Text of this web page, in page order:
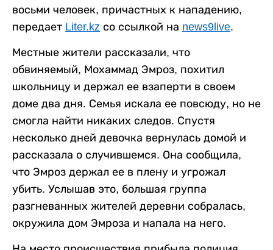
восьми человек, причастных к нападению,
передает Liter.kz со ссылкой на news9live.
Местные жители рассказали, что
обвиняемый, Мохаммад Эмроз, похитил
школьницу и держал ее взаперти в своем
доме два дня. Семья искала ее повсюду, но не
смогла найти никаких следов. Спустя
несколько дней девочка вернулась домой и
рассказала о случившемся. Она сообщила,
что Эмроз держал ее в плену и угрожал
убить. Услышав это, большая группа
разгневанных жителей деревни собралась,
окружила дом Эмроза и напала на него.